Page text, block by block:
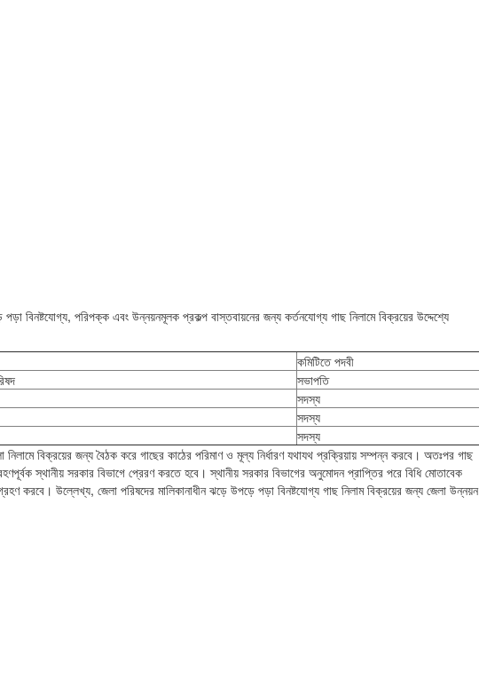
বিনষ্টযোগ্য, পরিপক্ক এবং উন্নয়নমূলক প্রকল্প বাস্তবায়নের জন্য কর্তনযোগ্য গাছ নিলামে বিক্রয়ের উদ্দেশ্যে
কমিটিতে পদবী
সভাপতি
সদস্য
সদস্য
সদস্য
নিলামে বিক্রয়ের জন্য বৈঠক করে গাছের কাঠের পরিমাণ ও মূল্য নির্ধারণ যথাযথ প্রক্রিয়ায় সম্পন্ন করবে। অতঃপর গাছ
স্থানীয় সরকার বিভাগে প্রেরণ করতে হবে। স্থানীয় সরকার বিভাগের অনুমোদন প্রাপ্তির পরে বিধি মোতাবেক
করবে। উল্লেখ্য, জেলা পরিষদের মালিকানাধীন ঝড়ে উপড়ে পড়া বিনষ্টযোগ্য গাছ নিলাম বিক্রয়ের জন্য জেলা উন্নয়ন